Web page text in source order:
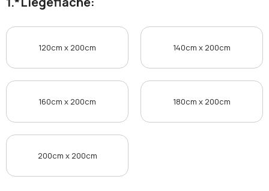
120cm x 200cm 140cm x 200cm
160cm x 200cm 180cm x 200cm
200cm x 200cm